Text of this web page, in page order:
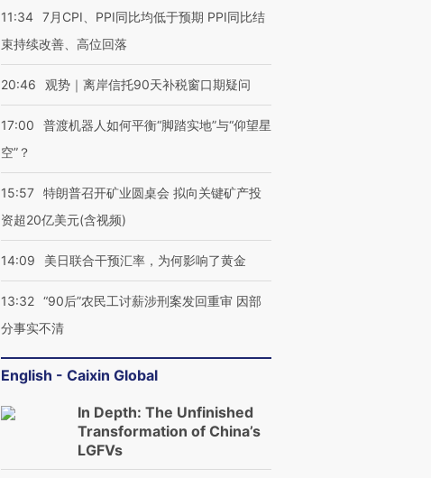
11:34 7月CPI、PPI同比均低于预期 PPI同比结
束持续改善、高位回落
20:46 观势｜离岸信托90天补税窗口期疑问
17:00
普渡机器人如何平衡“脚踏实地”与“仰望星
空”？
15:57 特朗普召开矿业圆桌会 拟向关键矿产投
资超20亿美元(含视频)
14:09 美日联合干预汇率，为何影响了黄金
13:32 “90后”农民工讨薪涉刑案发回重审 因部
分事实不清
English - Caixin Global
In Depth: The Unfinished
Transformation of China’s
LGFVs